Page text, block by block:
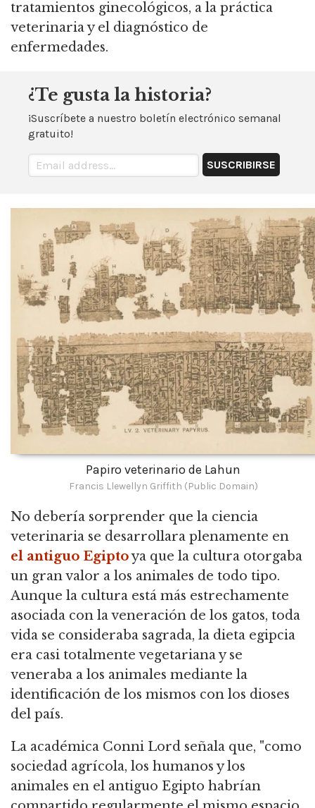
tratamientos ginecológicos, a la práctica
veterinaria y el diagnóstico de
enfermedades.
¿Te gusta la historia?
¡Suscríbete a nuestro boletín electrónico semanal
gratuito!
Papiro veterinario de Lahun
Francis Llewellyn Griffith (Public Domain)
No debería sorprender que la ciencia
veterinaria se desarrollara plenamente en
el antiguo Egiptoya que la cultura otorgaba
un gran valor a los animales de todo tipo.
Aunque la cultura está más estrechamente
asociada con la veneración de los gatos, toda
vida se consideraba sagrada, la dieta egipcia
era casi totalmente vegetariana y se
veneraba a los animales mediante la
identificación de los mismos con los dioses
del país.
La académica Conni Lord señala que, "como
sociedad agrícola, los humanos y los
animales en el antiguo Egipto habrían